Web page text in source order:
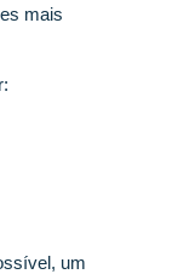
mais
um